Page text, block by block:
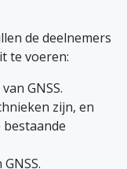
de deelnemers
te voeren:
GNSS.
zijn, en